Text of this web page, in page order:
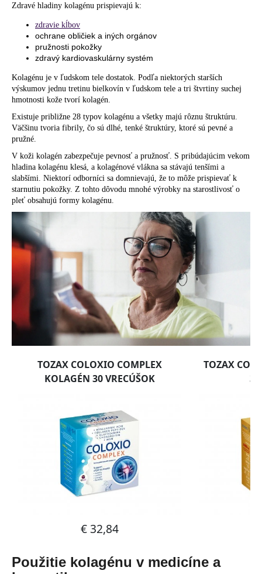
Zdravé hladiny kolagénu prispievajú k:
zdravie kĺbov
ochrane obličiek a iných orgánov
pružnosti pokožky
zdravý kardiovaskulárny systém
Kolagénu je v ľudskom tele dostatok. Podľa niektorých starších
výskumov jednu tretinu bielkovín v ľudskom tele a tri štvrtiny suchej
hmotnosti kože tvorí kolagén.
Existuje približne 28 typov kolagénu a všetky majú rôznu štruktúru.
Väčšinu tvoria fibrily, čo sú dlhé, tenké štruktúry, ktoré sú pevné a
pružné.
V koži kolagén zabezpečuje pevnosť a pružnosť. S pribúdajúcim vekom
hladina kolagénu klesá, a kolagénové vlákna sa stávajú tenšími a
slabšími. Niektorí odborníci sa domnievajú, že to môže prispievať k
starnutiu pokožky. Z tohto dôvodu mnohé výrobky na starostlivosť o
pleť obsahujú formy kolagénu.
Použitie kolagénu v medicíne a